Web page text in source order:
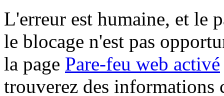
L'erreur est humaine, et le
le blocage n'est pas
la page Pare-feu web activé
trouverez des informations